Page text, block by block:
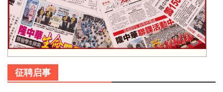
征聘启事